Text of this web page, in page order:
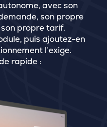
avec son
son propre
propre tarif.
puis ajoutez-en
l’exige.
rapide :